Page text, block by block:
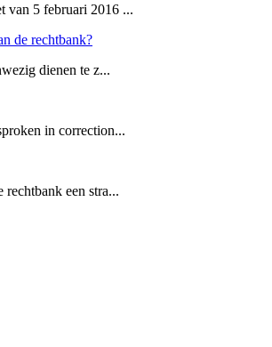
van 5 februari 2016 ...
de rechtbank?
dienen te z...
in correction...
een stra...